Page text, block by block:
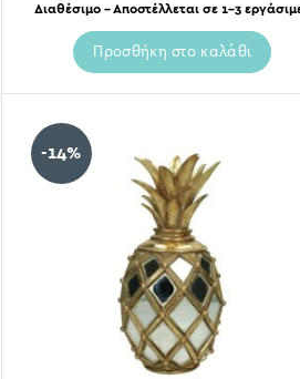
Διαθέσιμο – Αποστέλλεται σε 1-3
Προσθήκη στο καλάθι
-14%